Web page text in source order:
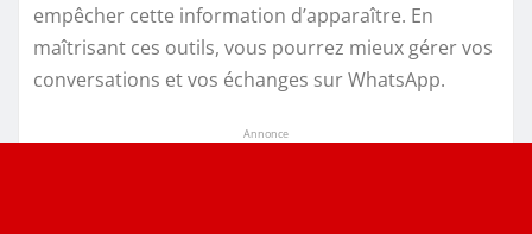
empêcher cette information d’apparaître. En
maîtrisant ces outils, vous pourrez mieux gérer vos
conversations et vos échanges sur WhatsApp.
Annonce